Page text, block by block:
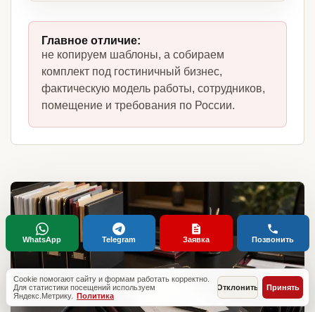
Главное отличие:
не копируем шаблоны, а собираем
комплект под гостиничный бизнес,
фактическую модель работы, сотрудников,
помещение и требования по России.
Cookie помогают сайту и формам работать корректно.
Для статистики посещений используем
Яндекс.Метрику. Политика
Отклонить Принять
WhatsApp Telegram Заявка Позвонить